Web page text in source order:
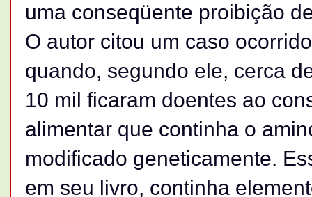
uma conseqüente proibição
O autor citou um caso
quando, segundo ele, cerca
10 mil ficaram doentes ao
alimentar que continha o
modificado geneticamente.
em seu livro, continha